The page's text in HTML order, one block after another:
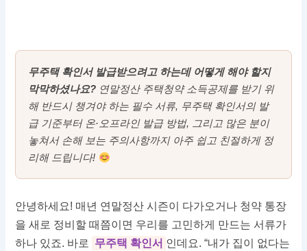
무주택 확인서 발급받으려고 하는데 어떻게 해야 할지
막막하셨나요? 연말정산 주택청약 소득공제를 받기 위
해 반드시 챙겨야 하는 필수 서류, 무주택 확인서의 발
급 기준부터 온·오프라인 발급 방법, 그리고 많은 분이
놓쳐서 손해 보는 주의사항까지 아주 쉽고 친절하게 정
리해 드립니다!
안녕하세요! 매년 연말정산 시즌이 다가오거나 청약 통장
을 새로 정비할 때쯤이면 우리를 고민하게 만드는 서류가
하나 있죠. 바로
무주택 확인서 인데요. “내가 집이 없다는